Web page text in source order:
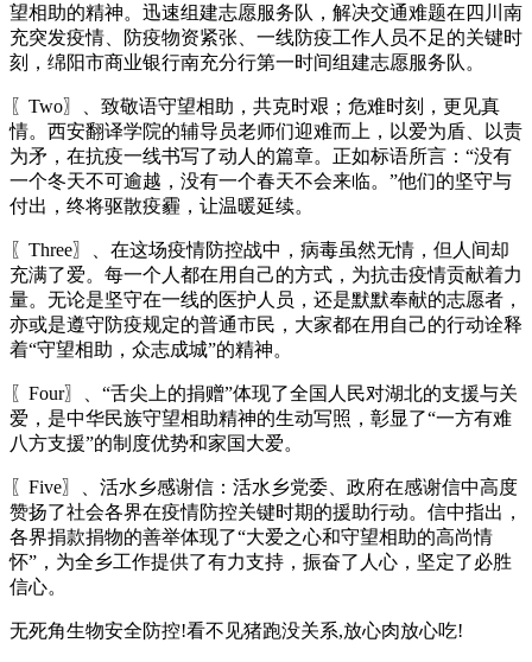
望相助的精神。迅速组建志愿服务队，解决交通难题在四川南
充突发疫情、防疫物资紧张、一线防疫工作人员不足的关键时
刻，绵阳市商业银行南充分行第一时间组建志愿服务队。
〖Two〗、致敬语守望相助，共克时艰；危难时刻，更见真
情。西安翻译学院的辅导员老师们迎难而上，以爱为盾、以责
为矛，在抗疫一线书写了动人的篇章。正如标语所言：“没有
一个冬天不可逾越，没有一个春天不会来临。”他们的坚守与
付出，终将驱散疫霾，让温暖延续。
〖Three〗、在这场疫情防控战中，病毒虽然无情，但人间却
充满了爱。每一个人都在用自己的方式，为抗击疫情贡献着力
量。无论是坚守在一线的医护人员，还是默默奉献的志愿者，
亦或是遵守防疫规定的普通市民，大家都在用自己的行动诠释
着“守望相助，众志成城”的精神。
〖Four〗、“舌尖上的捐赠”体现了全国人民对湖北的支援与关
爱，是中华民族守望相助精神的生动写照，彰显了“一方有难
八方支援”的制度优势和家国大爱。
〖Five〗、活水乡感谢信：活水乡党委、政府在感谢信中高度
赞扬了社会各界在疫情防控关键时期的援助行动。信中指出，
各界捐款捐物的善举体现了“大爱之心和守望相助的高尚情
怀”，为全乡工作提供了有力支持，振奋了人心，坚定了必胜
信心。
无死角生物安全防控!看不见猪跑没关系,放心肉放心吃!